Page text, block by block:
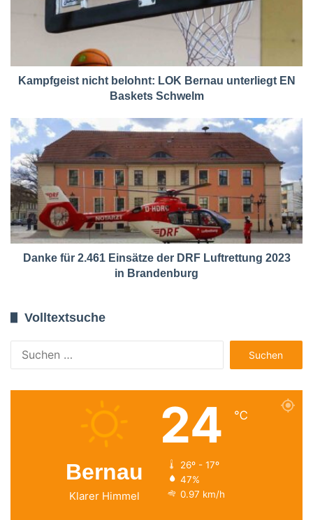
Kampfgeist nicht belohnt: LOK Bernau unterliegt EN
Baskets Schwelm
Danke für 2.461 Einsätze der DRF Luftrettung 2023
in Brandenburg
Volltextsuche
nach:
Bernau
Klarer Himmel
24 ℃
26º - 17º
47%
0.97 km/h